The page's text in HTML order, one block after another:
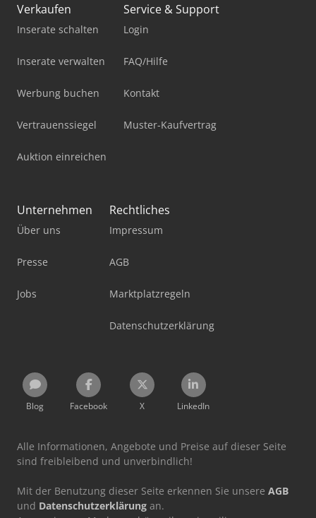
Verkaufen
Inserate schalten
Inserate verwalten
Werbung buchen
Vertrauenssiegel
Auktion einreichen
Service & Support
Login
FAQ/Hilfe
Kontakt
Muster-Kaufvertrag
Unternehmen
Über uns
Presse
Jobs
Rechtliches
Impressum
AGB
Marktplatzregeln
Datenschutzerklärung
Blog Facebook X LinkedIn
Alle Informationen, Angebote und Preise auf dieser Seite
sind freibleibend und unverbindlich!
Mit der Benutzung dieser Seite erkennen Sie unsere AGB
und Datenschutzerklärung an.